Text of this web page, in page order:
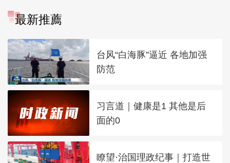
最新推薦
台风“白海豚”逼近 各地加强
防范
习言道｜健康是1 其他是后
面的0
瞭望·治国理政纪事｜打造世